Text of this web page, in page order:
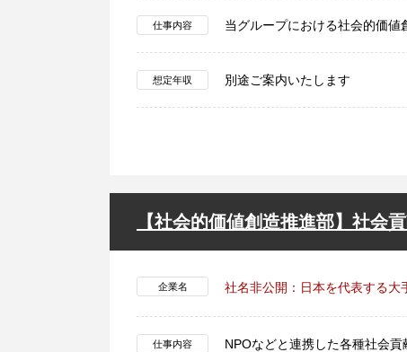
仕事内容 当グループにおける社会的価
想定年収 別途ご案内いたします
【社会的価値創造推進部】社会
企業名 社名非公開：日本を代表する大
仕事内容
NPOなどと連携した各種社会